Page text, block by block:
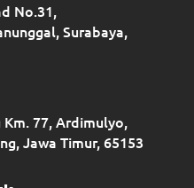
No.31,
Surabaya,
77, Ardimulyo,
Jawa Timur, 65153